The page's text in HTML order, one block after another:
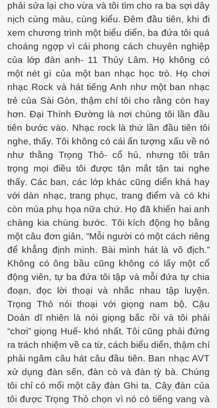
phải sửa lại cho vừa và tôi tìm cho ra ba sợi dây
nịch cùng màu, cùng kiểu. Đêm đầu tiên, khi đi
xem chương trình một biểu diển, ba đứa tôi quá
choáng ngợp vì cái phong cách chuyên nghiệp
của lớp đàn anh- 11 Thủy Lâm. Họ không có
một nét gì của một ban nhạc học trò. Họ chơi
nhạc Rock và hát tiếng Anh như một ban nhạc
trẻ của Sài Gòn, thậm chí tôi cho rằng còn hay
hơn. Đại Thính Đường là nơi chúng tôi lần đầu
tiên bước vào. Nhạc rock là thứ lần đầu tiên tôi
nghe, thấy. Tôi không có cái ấn tượng xấu về nó
như thằng Trọng Thỏ- cổ hủ, nhưng tôi trân
trọng mọi điều tôi được tận mắt tận tai nghe
thấy. Các ban, các lớp khác cũng diển khá hay
với dàn nhạc, trang phục, trang điểm và có khi
còn múa phụ họa nữa chứ. Họ đã khiến hai anh
chàng kia chùng bước. Tôi kích động họ bằng
một câu đơn giản, “Mỗi người có một cách riêng
để khẳng định mình. Bài mình hát là vô địch.”
Không có ông bầu cũng không có lấy một cổ
động viên, tự ba đứa tôi tập và mỗi đứa tự chia
đoạn, đọc lời thoại và nhắc nhau tập luyện.
Trọng Thỏ nói thoại với giọng nam bộ, Cậu
Doản dĩnhiên là nói giọng bắc rồi và tôi phải
“chơi” giọng Huế- khó nhất. Tôi cũng phải đứng
ra trách nhiệm về ca từ, cách biểu diển, thậm chí
phải ngâm câu hát câu đầu tiên. Ban nhạc AVT
xử dụng đàn sến, đàn cò và đàn tỳ bà. Chúng
tôi chỉ có mổi mộtcây đàn Ghi ta. Cây đàn của
tôi được Trọng Thỏ chọn vì nó có tiếng vang và
đi xa